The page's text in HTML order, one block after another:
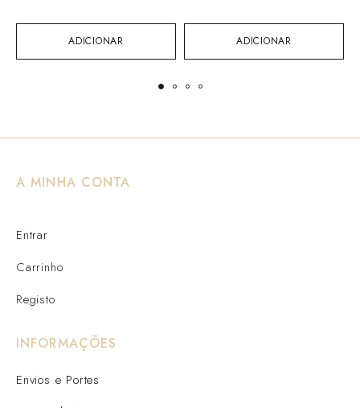
ADICIONAR ADICIONAR
A MINHA CONTA
Entrar
Carrinho
Registo
INFORMAÇÕES
Envios e Portes